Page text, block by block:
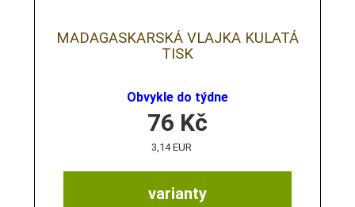
MADAGASKARSKÁ VLAJKA KULATÁ
TISK
Obvykle do týdne
varianty
76 Kč
3,14 EUR